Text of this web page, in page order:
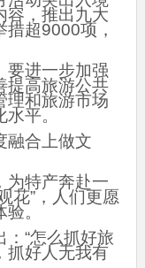
容，推出九大
超9000项，
要进一步加强
提高旅游公共
理和旅游市场
平。
融合上做文
为特产奔赴一
花”，人们更愿
。
“怎么抓好旅
抓好人无我有